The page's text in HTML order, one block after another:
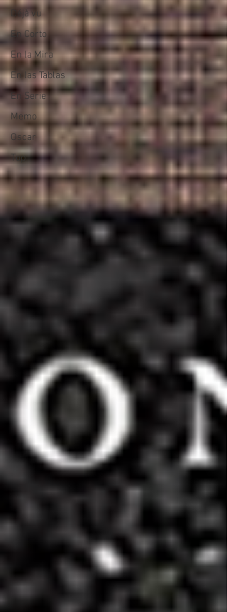
Déjà vu
En Corto
En la Mira
En las Tablas
En Serie
Memo
Oscar
Top